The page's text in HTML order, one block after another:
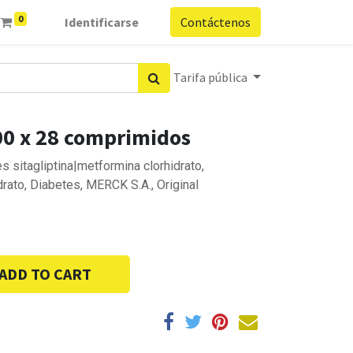
0 Identificarse Contáctenos
Tarifa pública
x 28 comprimidos
sitagliptina|metformina clorhidrato,
Diabetes, MERCK S.A., Original
TO CART